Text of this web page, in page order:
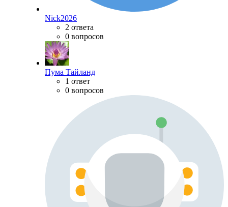
Nick2026
2 ответа
0 вопросов
Пума Тайланд
1 ответ
0 вопросов